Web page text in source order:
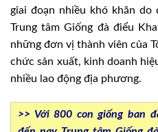
giai đoạn nhiều khó khăn do
Trung tâm Giống đà điểu
những đơn vị thành viên của
chức sản xuất, kinh doanh
nhiều lao động địa phương.
>> Với 800 con giống ban